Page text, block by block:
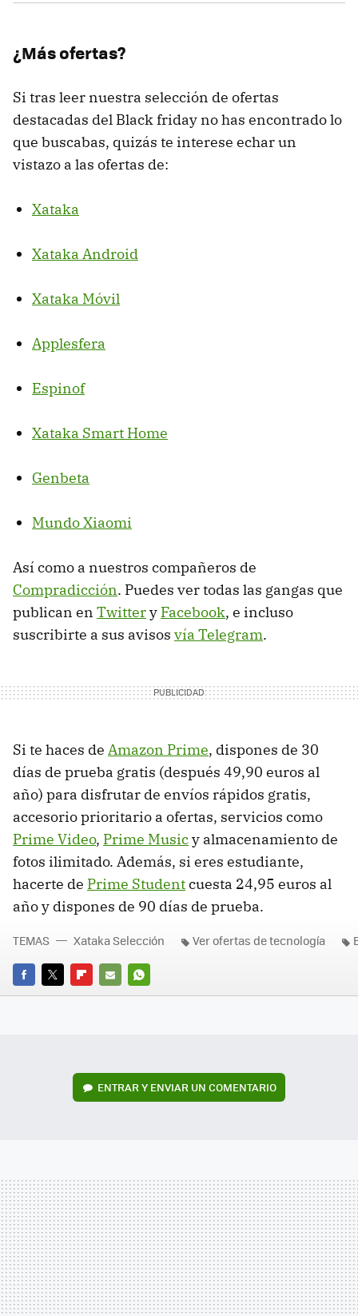
¿Más ofertas?
Si tras leer nuestra selección de ofertas
destacadas del Black friday no has encontrado lo
que buscabas, quizás te interese echar un
vistazo a las ofertas de:
Xataka
Xataka Android
Xataka Móvil
Applesfera
Espinof
Xataka Smart Home
Genbeta
Mundo Xiaomi
Así como a nuestros compañeros de
Compradicción. Puedes ver todas las gangas que
publican en Twittery Facebook, e incluso
suscribirte a sus avisos vía Telegram.
Si te haces de Amazon Prime, dispones de 30
días de prueba gratis (después 49,90 euros al
año) para disfrutar de envíos rápidos gratis,
accesorio prioritario a ofertas, servicios como
Prime Video, Prime Musicy almacenamiento de
fotos ilimitado. Además, si eres estudiante,
hacerte de Prime Studentcuesta 24,95 euros al
año y dispones de 90 días de prueba.
FACEBOOK
TWITTERFLIPBOARD
E-
WHATSAPP
TEMAS Xataka Selección Ver ofertas de tecnología
ENTRAR Y ENVIAR UN COMENTARIO